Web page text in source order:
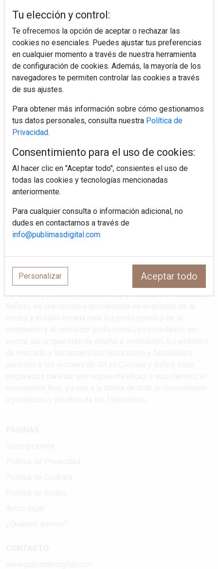
Sapienstone y Cupa Stone refuerzan
su alianza con una nueva superficie
cerámica que anticipa las tendencias
de interiorismo
LivingPINO® amplía su visión del
hogar con el lanzamiento de su nueva
línea de armarios
Regístrate y accede a contenidos
exclusivos
IM Cocinas y Baños (Instalaciones y Montajes en Cocinas y
Tu elección y control:
Te ofrecemos la opción de aceptar o rechazar las
cookies no esenciales. Puedes ajustar tus preferencias
en cualquier momento a través de nuestra herramienta
de configuración de cookies. Además, la mayoría de los
navegadores te permiten controlar las cookies a través
de sus ajustes.
Para obtener más información sobre cómo gestionamos
tus datos personales, consulta nuestra Política de
Privacidad.
Consentimiento para el uso de cookies:
Al hacer clic en "Aceptar todo", consientes el uso de
todas las cookies y tecnologías mencionadas
anteriormente.
Para cualquier consulta o información adicional, no
dudes en contactarnos a través de
info@publimasdigital.com
Personalizar Aceptar todo